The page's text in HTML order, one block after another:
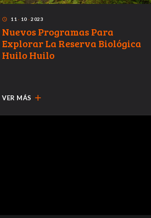
access_time 11 · 10 · 2023
Nuevos Programas Para
Explorar La Reserva Biológica
Huilo Huilo
VER MÁS add